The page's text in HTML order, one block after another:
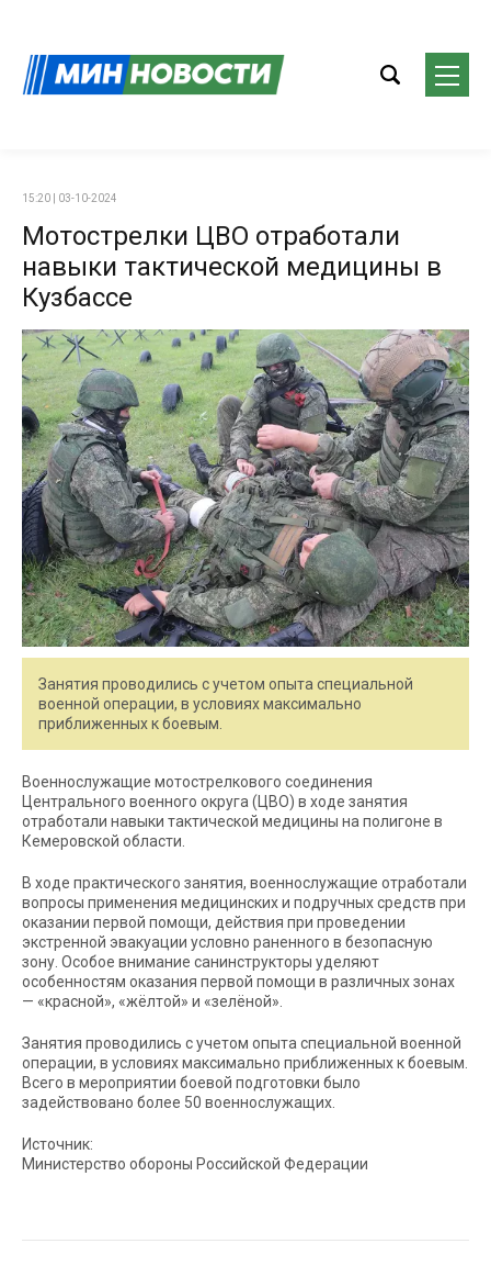
15:20 | 03-10-2024
Мотострелки ЦВО отработали
навыки тактической медицины в
Кузбассе
Занятия проводились с учетом опыта специальной
военной операции, в условиях максимально
приближенных к боевым.
Военнослужащие мотострелкового соединения
Центрального военного округа (ЦВО) в ходе занятия
отработали навыки тактической медицины на полигоне в
Кемеровской области.
В ходе практического занятия, военнослужащие отработали
вопросы применения медицинских и подручных средств при
оказании первой помощи, действия при проведении
экстренной эвакуации условно раненного в безопасную
зону. Особое внимание санинструкторы уделяют
особенностям оказания первой помощи в различных зонах
— «красной», «жёлтой» и «зелёной».
Занятия проводились с учетом опыта специальной военной
операции, в условиях максимально приближенных к боевым.
Всего в мероприятии боевой подготовки было
задействовано более 50 военнослужащих.
Источник:
Министерство обороны Российской Федерации